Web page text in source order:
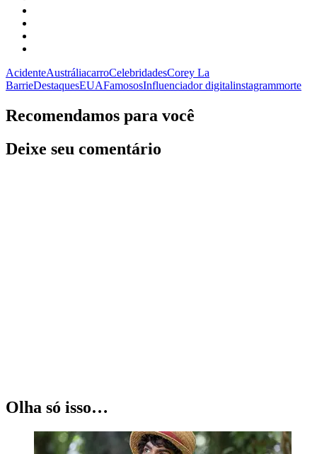
AcidenteAustráliacarroCelebridadesCorey La
BarrieDestaquesEUAFamososInfluenciador digitalinstagrammorte
Recomendamos para você
Deixe seu comentário
Olha só isso…